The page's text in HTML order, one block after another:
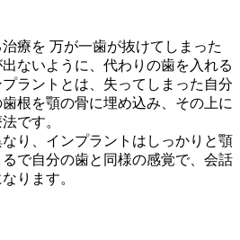
療を
ないように、代わりの歯を入れる
ラントとは、失ってしまった自分
根を顎の骨に埋め込み、その上に
です。
り、インプラントはしっかりと顎
で自分の歯と同様の感覚で、会話
ります。